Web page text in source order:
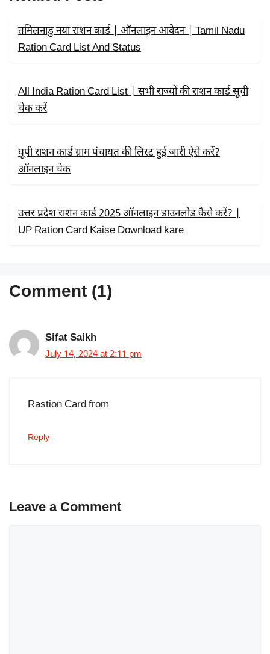
R
तमिलनाडु नया राशन कार्ड | ऑनलाइन आवेदन | Tamil Nadu
Ration Card List And Status
All India Ration Card List | सभी राज्यों की राशन कार्ड सूची
चेक करें
यूपी राशन कार्ड ग्राम पंचायत की लिस्ट हुई जारी ऐसे करें?
ऑनलाइन चेक
उत्तर प्रदेश राशन कार्ड 2025 ऑनलाइन डाउनलोड कैसे करें? |
UP Ration Card Kaise Download kare
Comment (1)
Sifat Saikh
July 14, 2024 at 2:11 pm
Rastion Card from
Reply
Leave a Comment